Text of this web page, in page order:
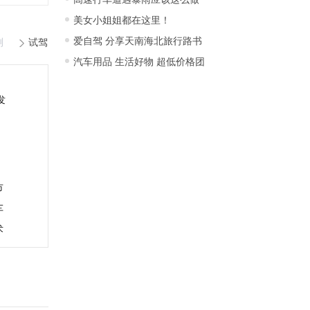
试驾
美女小姐姐都在这里！
爱自驾 分享天南海北旅行路书
汽车用品 生活好物 超低价格团